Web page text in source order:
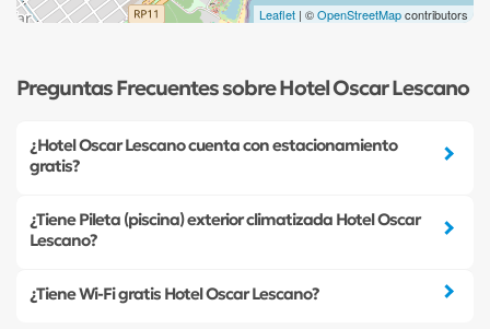
Leaflet | ©OpenStreetMapcontributors
Preguntas Frecuentes sobre Hotel Oscar Lescano
¿Hotel Oscar Lescano cuenta con estacionamiento
gratis?
¿Tiene Pileta (piscina) exterior climatizada Hotel Oscar
Lescano?
¿Tiene Wi-Fi gratis Hotel Oscar Lescano?